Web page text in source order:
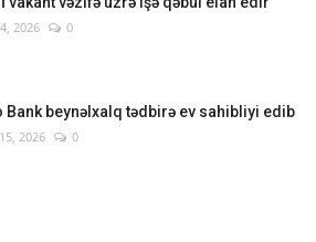
2026 0
Bank beynəlxalq tədbirə ev sahibliyi edib
2026 0